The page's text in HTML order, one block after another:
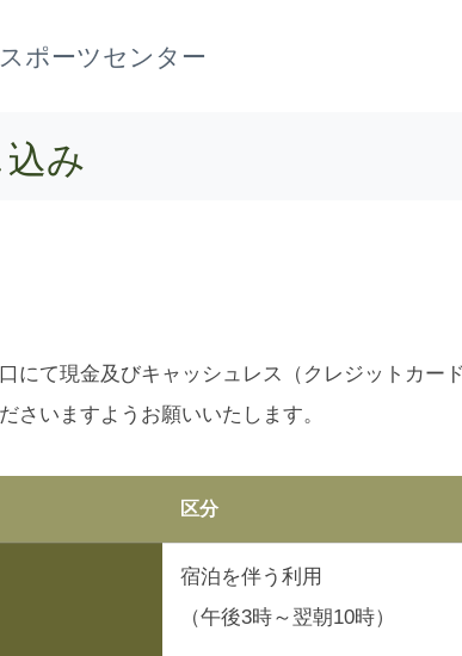
ポーツセンター
み
にて現金及びキャッシュレス（クレジットカ
さいますようお願いいたします。
区分
宿泊を伴う利用
（午後3時～翌朝10時）